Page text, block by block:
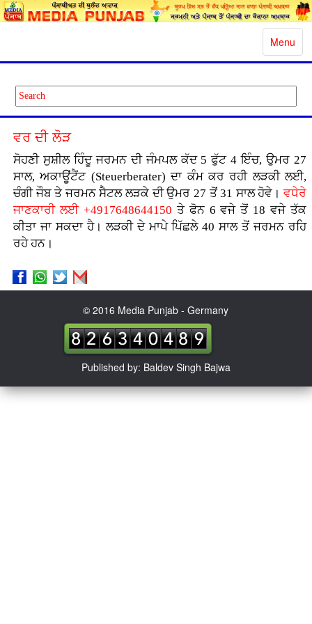
Toggle
Menu
ਵਰ ਦੀ ਲੋੜ
ਸੋਹਣੀ ਸੁਸ਼ੀਲ ਹਿੰਦੂ ਜਰਮਨ ਦੀ ਜੰਮਪਲ ਕੱਦ 5 ਫੁੱਟ 4 ਇੰਚ, ਉਮਰ 27
ਸਾਲ, ਅਕਾਊਂਟੈਂਟ (Steuerberater) ਦਾ ਕੰਮ ਕਰ ਰਹੀ ਲੜਕੀ ਲਈ,
ਚੰਗੀ ਜੌਬ ਤੇ ਜਰਮਨ ਸੈਟਲ ਲੜਕੇ ਦੀ ਉਮਰ 27 ਤੋਂ 31 ਸਾਲ ਹੋਵੇ।ਵਧੇਰੇ
ਜਾਣਕਾਰੀ ਲਈ +4917648644150 ਤੇ ਫੋਨ 6 ਵਜੇ ਤੋਂ 18 ਵਜੇ ਤੱਕ
ਕੀਤਾ ਜਾ ਸਕਦਾ ਹੈ। ਲੜਕੀ ਦੇ ਮਾਪੇ ਪਿੱਛਲੇ 40 ਸਾਲ ਤੋਂ ਜਰਮਨ ਰਹਿ
ਰਹੇ ਹਨ।
© 2016 Media Punjab - Germany
Published by: Baldev Singh Bajwa